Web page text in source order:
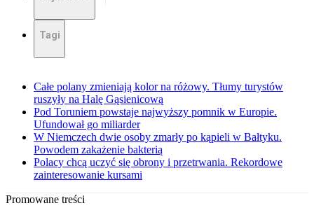
Tagi
Całe polany zmieniają kolor na różowy. Tłumy turystów
ruszyły na Halę Gąsienicową
Pod Toruniem powstaje najwyższy pomnik w Europie.
Ufundował go miliarder
W Niemczech dwie osoby zmarły po kąpieli w Bałtyku.
Powodem zakażenie bakterią
Polacy chcą uczyć się obrony i przetrwania. Rekordowe
zainteresowanie kursami
Promowane treści